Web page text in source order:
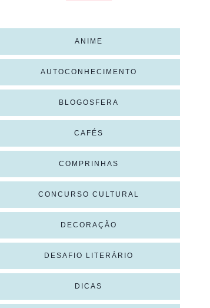
ANIME
AUTOCONHECIMENTO
BLOGOSFERA
CAFÉS
COMPRINHAS
CONCURSO CULTURAL
DECORAÇÃO
DESAFIO LITERÁRIO
DICAS